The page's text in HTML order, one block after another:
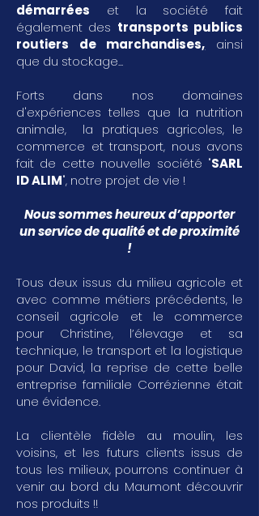
démarrées et la société fait
également des transports publics
routiers de marchandises, ainsi
que du stockage...
Forts dans nos domaines
d'expériences telles que la nutrition
animale, la pratiques agricoles, le
commerce et transport, nous avons
fait de cette nouvelle société "SARL
ID ALIM", notre projet de vie !
Nous sommes heureux d’apporter
un service de qualité et de proximité
!
Tous deux issus du milieu agricole et
avec comme métiers précédents, le
conseil agricole et le commerce
pour Christine, l’élevage et sa
technique, le transport et la logistique
pour David, la reprise de cette belle
entreprise familiale Corrézienne était
une évidence.
La clientèle fidèle au moulin, les
voisins, et les futurs clients issus de
tous les milieux, pourrons continuer à
venir au bord du Maumont découvrir
nos produits !!